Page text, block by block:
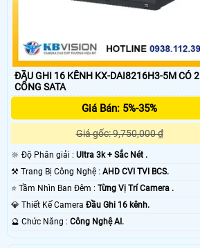
ĐẦU GHI 16 KÊNH KX-DAI8216H3-5M CÓ 2
CỔNG SATA
Giá Bán: 5%-35%
Giá gốc: 9,750,000 ₫
🔆 Độ Phân giải : Ultra 3k + Sắc Nét .
⚒ Trang Bị Công Nghệ : AHD CVI TVI BCS.
⭐ Tầm Nhìn Ban Đêm : Từng Vị Trí Camera .
💎 Thiết Kế Camera Đầu Ghi 16 kênh.
️🔮 Chức Năng : Công Nghệ AI.